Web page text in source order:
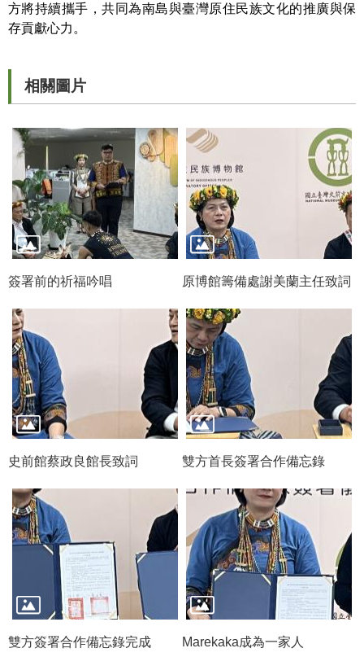
站
導
網
站
資
料
開
放
宣
隱
私
權
保
護
政
訊
安
全
為
服
方將持續攜手，共同為南島與臺灣原住民族文化的推廣與保
存貢獻心力。
相關圖片
簽署前的祈福吟唱 原博館籌備處謝美蘭主任致詞
史前館蔡政良館長致詞 雙方首長簽署合作備忘錄
雙方簽署合作備忘錄完成 Marekaka成為一家人